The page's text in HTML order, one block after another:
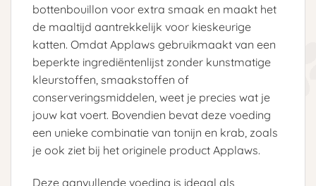
bottenbouillon voor extra smaak en maakt het
de maaltijd aantrekkelijk voor kieskeurige
katten. Omdat Applaws gebruikmaakt van een
beperkte ingrediëntenlijst zonder kunstmatige
kleurstoffen, smaakstoffen of
conserveringsmiddelen, weet je precies wat je
jouw kat voert. Bovendien bevat deze voeding
een unieke combinatie van tonijn en krab, zoals
je ook ziet bij het originele product Applaws.
Deze aanvullende voeding is ideaal als